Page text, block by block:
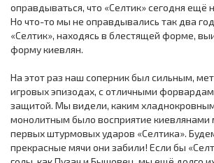
оправдываться, что «Селтик» сегодня ещё
Но что-то мы не оправдывались так два
«Селтик», находясь в блестящей форме,
форму киевлян.
На этот раз наш соперник был сильным,
игровых эпизодах, с отличными
защитой. Мы видели, каким
монолитным было восприятие киевлянами
первых штурмовых ударов «Селтика».
прекрасные мячи они забили! Если бы